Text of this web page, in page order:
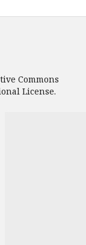
Commons
License.